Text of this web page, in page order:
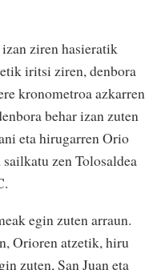
ziren hasieratik
iritsi ziren, denbora
kronometroa azkarren
behar izan zuten
eta hirugarren Orio
zen Tolosaldea
egin zuten arraun.
Orioren atzetik, hiru
zuten, San Juan eta